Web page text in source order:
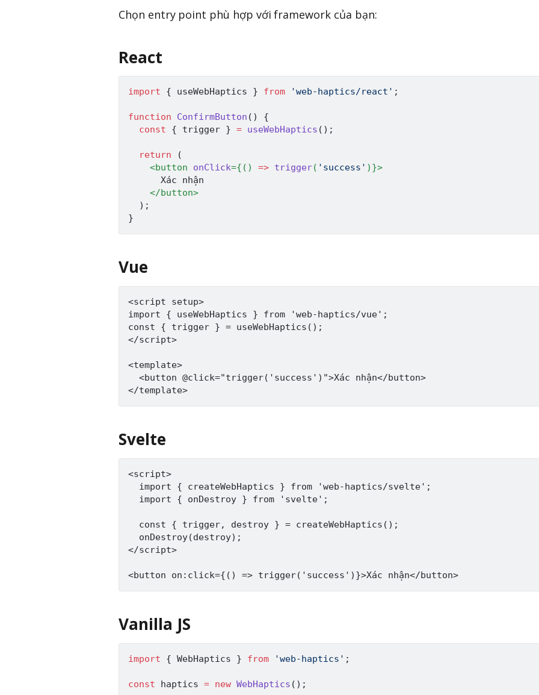
Chọn entry point phù hợp với framework của bạn:
React
import { useWebHaptics } from 'web-haptics/react' ;
function ConfirmButton ( )
{
const
{ trigger } = useWebHaptics ( ) ;
return
(
<button onClick={ ( ) => trigger( 'success' ) }>
      Xác nhận
</button>
) ;
}
Vue
<script setup>
import { useWebHaptics } from 'web-haptics/vue';
const { trigger } = useWebHaptics();
</script>
<template>
  <button @click="trigger('success')">Xác nhận</button>
Svelte
<script>
  import { createWebHaptics } from 'web-haptics/svelte';
  import { onDestroy } from 'svelte';
  const { trigger, destroy } = createWebHaptics();
  onDestroy(destroy);
</script>
Vanilla JS
import { WebHaptics } from 'web-haptics' ;
const haptics = new WebHaptics ( ) ;